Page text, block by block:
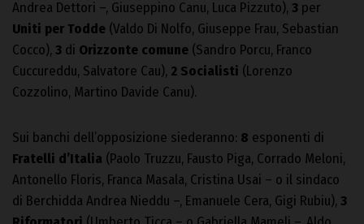
Andrea Dettori –, Giuseppino Canu, Luca Pizzuto), 3 per
Uniti per Todde (Valdo Di Nolfo, Giuseppe Frau, Sebastian
Cocco), 3 di Orizzonte comune (Sandro Porcu, Franco
Cuccureddu, Salvatore Cau), 2 Socialisti (Lorenzo
Cozzolino, Martino Davide Canu).
Sui banchi dell’opposizione siederanno: 8 esponenti di
Fratelli d’Italia (Paolo Truzzu, Fausto Piga, Corrado Meloni,
Antonello Floris, Franca Masala, Cristina Usai – o il sindaco
di Berchidda Andrea Nieddu –, Emanuele Cera, Gigi Rubiu), 3